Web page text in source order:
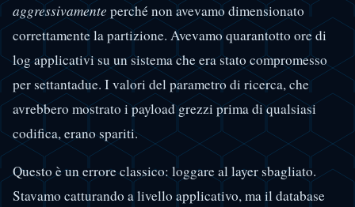
aggressivamente perché non avevamo dimensionato
correttamente la partizione. Avevamo quarantotto ore di
log applicativi su un sistema che era stato compromesso
per settantadue. I valori del parametro di ricerca, che
avrebbero mostrato i payload grezzi prima di qualsiasi
codifica, erano spariti.
Questo è un errore classico: loggare al layer sbagliato.
Stavamo catturando a livello applicativo, ma il database